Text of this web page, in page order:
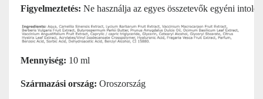
Figyelmeztetés: Ne használja az egyes összetevők egyéni
Mennyiség: 10 ml
Származási ország: Oroszország